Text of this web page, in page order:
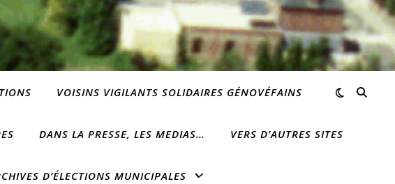
VOISINS VIGILANTS SOLIDAIRES GÉNOVÉFAINS
DANS LA PRESSE, LES MEDIAS… VERS D’AUTRES SITES
D’ÉLECTIONS MUNICIPALES